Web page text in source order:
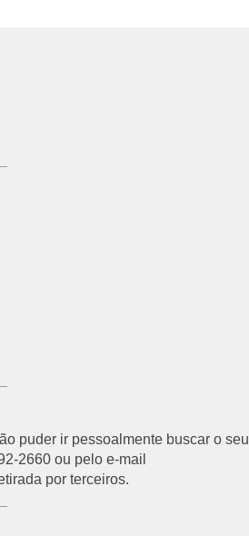
puder ir pessoalmente buscar o seu
2660 ou pelo e-mail
por terceiros.